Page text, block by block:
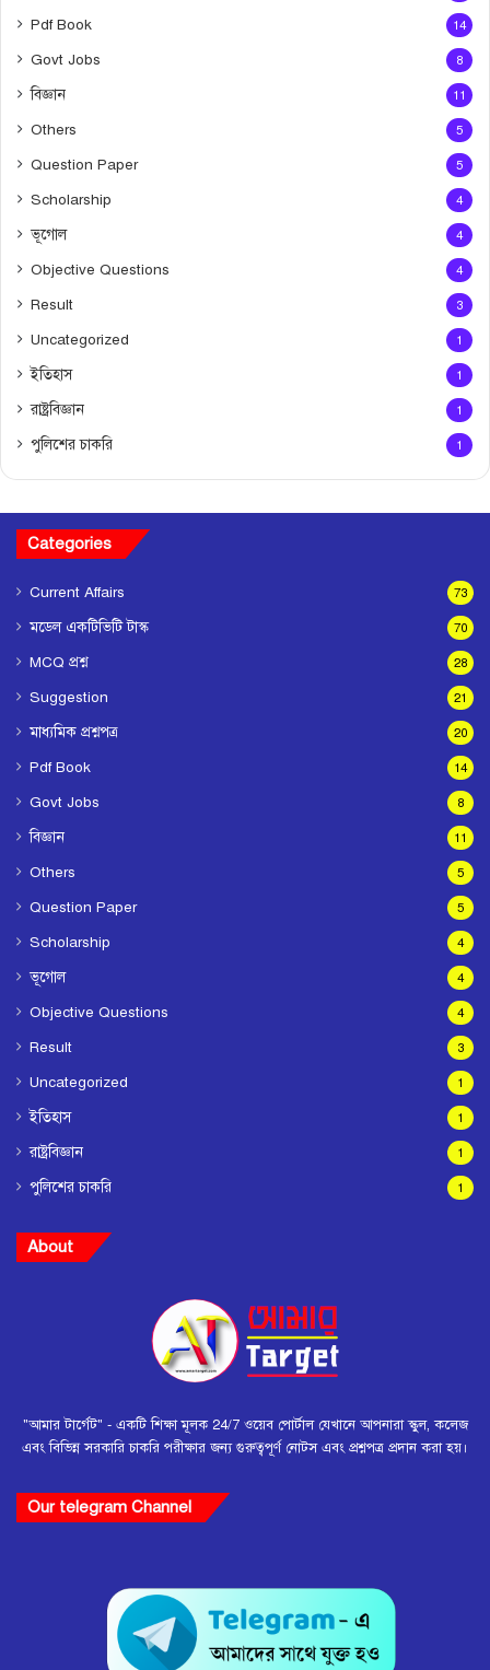
Pdf Book 14
Govt Jobs 8
বিজ্ঞান 11
Others 5
Question Paper 5
Scholarship 4
ভূগোল 4
Objective Questions 4
Result 3
Uncategorized 1
ইতিহাস 1
রাষ্ট্রবিজ্ঞান 1
পুলিশের চাকরি 1
Categories
Current Affairs 73
মডেল একটিভিটি টাস্ক 70
MCQ প্রশ্ন 28
Suggestion 21
মাধ্যমিক প্রশ্নপত্র 20
Pdf Book 14
Govt Jobs 8
বিজ্ঞান 11
Others 5
Question Paper 5
Scholarship 4
ভূগোল 4
Objective Questions 4
Result 3
Uncategorized 1
ইতিহাস 1
রাষ্ট্রবিজ্ঞান 1
পুলিশের চাকরি 1
About
"আমার টার্গেট" - একটি শিক্ষা মূলক 24/7 ওয়েব পোর্টাল যেখানে আপনারা স্কুল, কলেজ
এবং বিভিন্ন সরকারি চাকরি পরীক্ষার জন্য গুরুত্বপূর্ণ নোটস এবং প্রশ্নপত্র প্রদান করা হয়।
Our telegram Channel